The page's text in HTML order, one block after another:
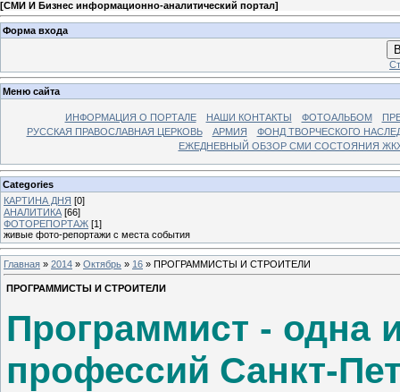
[СМИ И Бизнес информационно-аналитический портал]
Форма входа
Меню сайта
ИНФОРМАЦИЯ О ПОРТАЛЕ НАШИ КОНТАКТЫ ФОТОАЛЬБОМ
РУССКАЯ ПРАВОСЛАВНАЯ ЦЕРКОВЬ
АРМИЯ
ФОНД ТВОРЧЕСКОГО
ЕЖЕДНЕВНЫЙ ОБЗОР СМИ СОСТОЯНИЯ
Categories
КАРТИНА ДНЯ [0]
АНАЛИТИКА [66]
ФОТОРЕПОРТАЖ [1]
живые фото-репортажи с места события
Главная » 2014 » Октябрь » 16 » ПРОГРАММИСТЫ И СТРОИТЕЛИ
ПРОГРАММИСТЫ И СТРОИТЕЛИ
Программист - одна
профессий Санкт-